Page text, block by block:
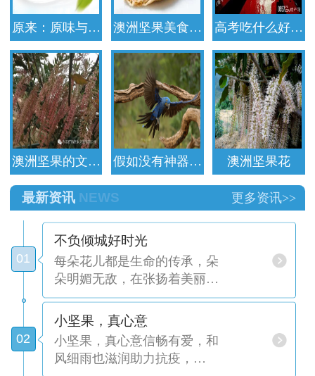
原来：原味与… 澳洲坚果美食… 高考吃什么好…
澳洲坚果的文… 假如没有神器… 澳洲坚果花
最新资讯 NEWS 更多资讯>>
01
不负倾城好时光
每朵花儿都是生命的传承，朵
朵明媚无敌，在张扬着美丽…
02
小坚果，真心意
​小坚果，真心意信畅有爱，和
风细雨也滋润助力抗疫，…